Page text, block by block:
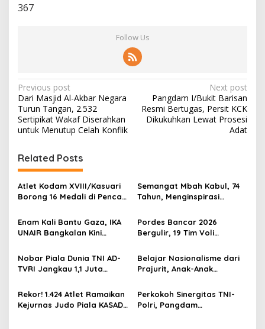
367
Follow Us
P
o
s
t
n
a
v
i
g
a
t
i
o
n
Previous post
Dari Masjid Al-Akbar Negara
Turun Tangan, 2.532
Sertipikat Wakaf Diserahkan
untuk Menutup Celah Konflik
Next post
Pangdam I/Bukit Barisan
Resmi Bertugas, Persit KCK
Dikukuhkan Lewat Prosesi
Adat
Related Posts
Atlet Kodam XVIII/Kasuari
Borong 16 Medali di Pencak
Barat Daya
Semangat Mbah Kabul, 74
Tahun, Menginspirasi
Jembatan Garuda
Enam Kali Bantu Gaza, IKA
UNAIR Bangkalan Kini
10.000 Pengungsi
Pordes Bancar 2026
Bergulir, 19 Tim Voli
Nobar Piala Dunia TNI AD-
TVRI Jangkau 1,1 Juta
Terdongkrak
Belajar Nasionalisme dari
Prajurit, Anak-Anak
512/QY
Rekor! 1.424 Atlet Ramaikan
Kejurnas Judo Piala KASAD
Perkokoh Sinergitas TNI-
Polri, Pangdam